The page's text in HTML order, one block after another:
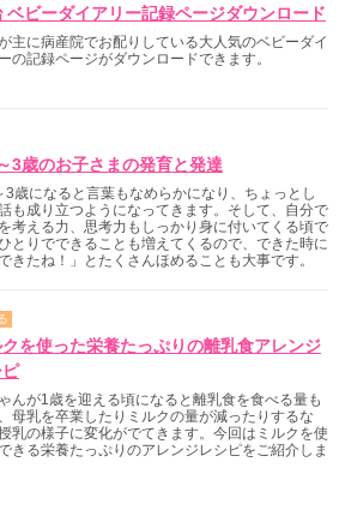
ベビーダイアリー記録ページダウンロード
主に病産院でお配りしている大人気のベビーダイ
の記録ページがダウンロードできます。
3歳のお子さまの発育と発達
3歳になると言葉もなめらかになり、ちょっとし
も成り立つようになってきます。そして、自分で
考える力、思考力もしっかり身に付いてくる頃で
とりでできることも増えてくるので、できた時に
きたね！」とたくさんほめることも大事です。
クを使った栄養たっぷりの離乳食アレンジ
ピ
んが1歳を迎える頃になると離乳食を食べる量も
母乳を卒業したりミルクの量が減ったりするな
乳の様子に変化がでてきます。今回はミルクを使
きる栄養たっぷりのアレンジレシピをご紹介しま